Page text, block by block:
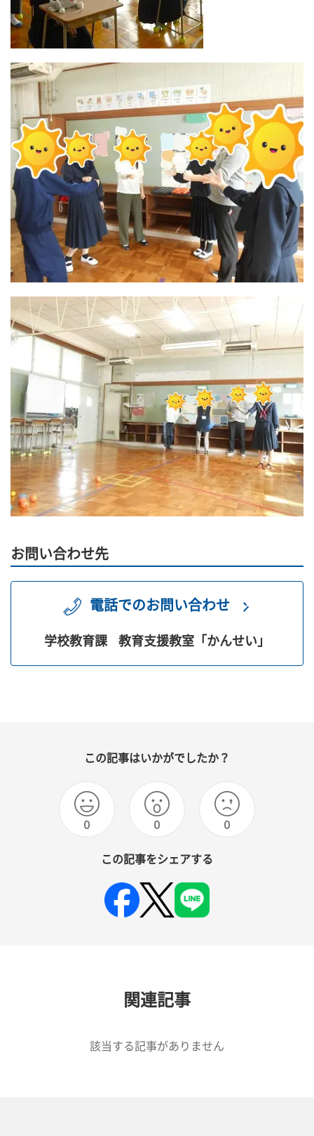
お問い合わせ先
電話でのお問い合わせ
学校教育課 教育支援教室「かんせい」
この記事はいかがでしたか？
0 0 0
この記事をシェアする
関連記事
該当する記事がありません